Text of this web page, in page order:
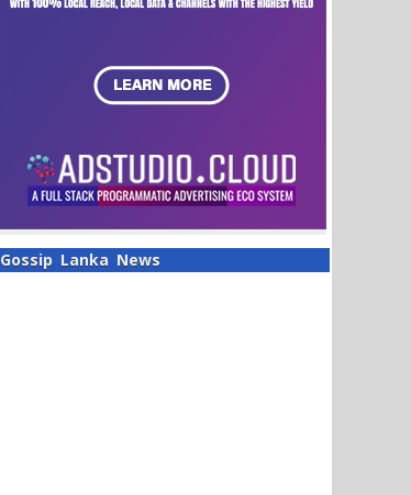
Gossip Lanka News